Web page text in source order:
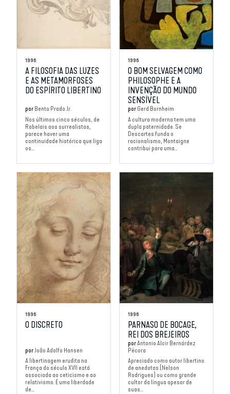
1996
A FILOSOFIA DAS LUZES
E AS METAMORFOSES
DO ESPÍRITO LIBERTINO
por Bento Prado Jr.
Nos últimos cinco séculos, de
Rabelais aos surrealistas,
parece haver uma
continuidade histórica que liga
os...
1996
O BOM SELVAGEM COMO
PHILOSOPHE E A
INVENÇÃO DO MUNDO
SENSÍVEL
por Gerd Bornheim
A cultura moderna tem uma
dupla paternidade. Se
Descartes funda o
racionalismo, Montaigne
contribui para uma...
1996
O DISCRETO
por João Adolfo Hansen
A libertinagem erudita na
França do século XVII está
associada ao ceticismo e ao
relativismo. É uma liberdade
de...
1996
PARNASO DE BOCAGE,
REI DOS BREJEIROS
porAntonio Alcir Bernárdez
Pécora
Apreciado como autor libertino
de anedotas (Nelson
Rodrigues) ou como grande
cultor da língua apesar de
suas...